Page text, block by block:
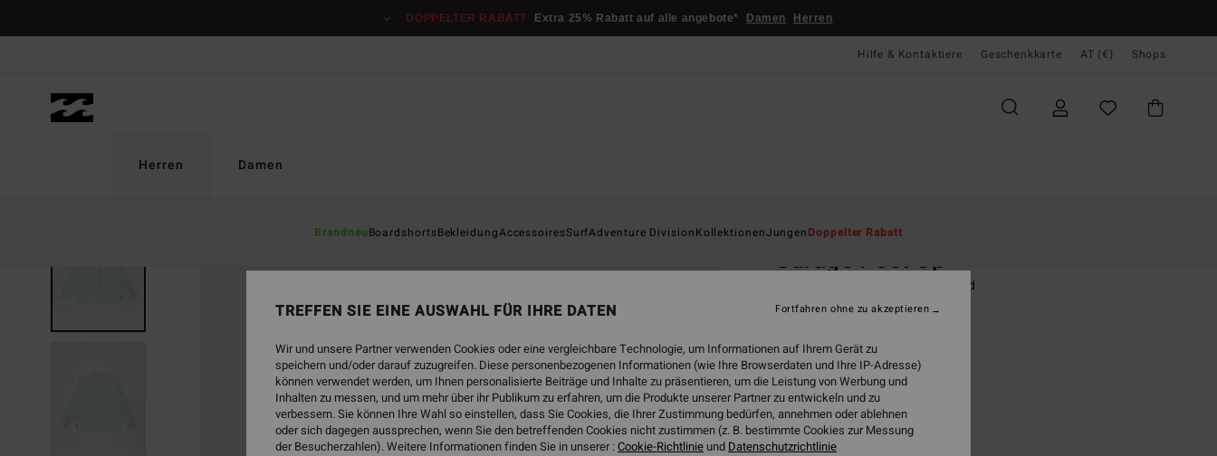
DOPPELTER RABATT Extra 25% Rabatt auf alle angebote* Damen Herren
Hilfe & Kontaktiere Geschenkkarte AT (€) Shops
Herren
BrandneuBoardshortsBekleidungAccessoiresSurfAdventure DivisionKollektionenJungenDoppelter Rabatt
Damen
Garage Post Up
Männer Blau Langärmliges Hemd
FarbeBlue Smoke
TREFFEN SIE EINE AUSWAHL FÜR IHRE DATEN
Wir und unsere Partner verwenden Cookies oder eine vergleichbare Technologie, um Informationen auf Ihrem Gerät zu
speichern und/oder darauf zuzugreifen. Diese personenbezogenen Informationen (wie Ihre Browserdaten und Ihre IP-Adresse)
können verwendet werden, um Ihnen personalisierte Beiträge und Inhalte zu präsentieren, um die Leistung von Werbung und
Inhalten zu messen, und um mehr über ihr Publikum zu erfahren, um die Produkte unserer Partner zu entwickeln und zu
verbessern. Sie können Ihre Wahl so einstellen, dass Sie Cookies, die Ihrer Zustimmung bedürfen, annehmen oder ablehnen
oder sich dagegen aussprechen, wenn Sie den betreffenden Cookies nicht zustimmen (z. B. bestimmte Cookies zur Messung
der Besucherzahlen). Weitere Informationen finden Sie in unserer :Cookie-Richtlinie und Datenschutzrichtlinie
Fortfahren ohne zu akzeptieren